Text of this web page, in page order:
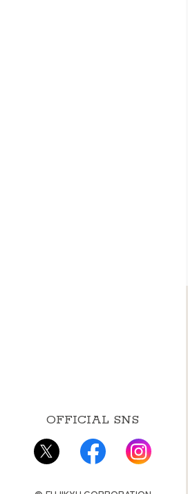
OFFICIAL SNS